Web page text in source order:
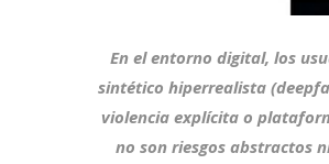
En el entorno digital, los
sintético hiperrealista (
violencia explícita o
no son riesgos abstractos